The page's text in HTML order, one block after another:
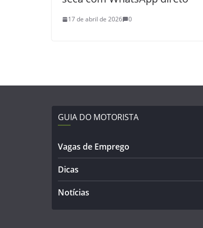
17 de abril de 2026 0
GUIA DO MOTORISTA
Vagas de Emprego
Dicas
Notícias